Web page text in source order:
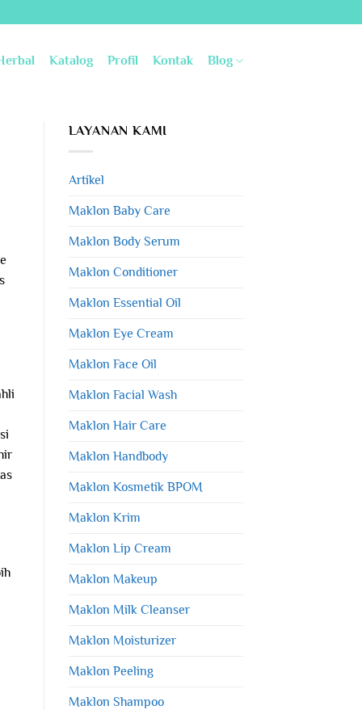
Katalog Profil Kontak Blog
LAYANAN KAMI
Artikel
Maklon Baby Care
Maklon Body Serum
Maklon Conditioner
Maklon Essential Oil
Maklon Eye Cream
Maklon Face Oil
Maklon Facial Wash
Maklon Hair Care
Maklon Handbody
Maklon Kosmetik BPOM
Maklon Krim
Maklon Lip Cream
Maklon Makeup
Maklon Milk Cleanser
Maklon Moisturizer
Maklon Peeling
Maklon Shampoo